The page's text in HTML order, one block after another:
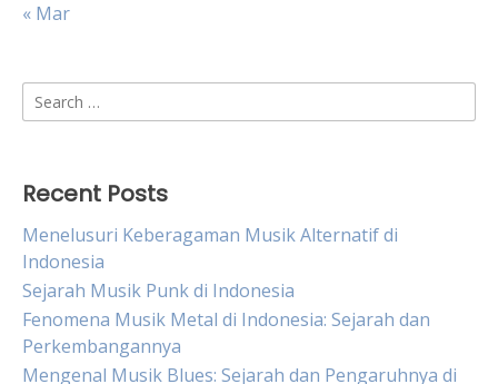
« Mar
Search
for:
Recent Posts
Menelusuri Keberagaman Musik Alternatif di
Indonesia
Sejarah Musik Punk di Indonesia
Fenomena Musik Metal di Indonesia: Sejarah dan
Perkembangannya
Mengenal Musik Blues: Sejarah dan Pengaruhnya di